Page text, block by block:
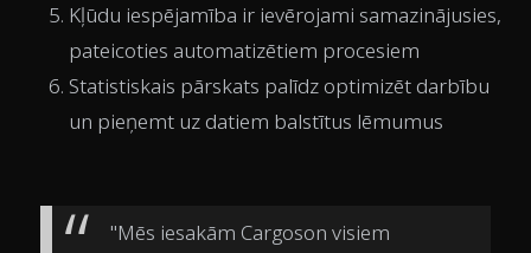
Kļūdu iespējamība ir ievērojami samazinājusies,
pateicoties automatizētiem procesiem
Statistiskais pārskats palīdz optimizēt darbību
un pieņemt uz datiem balstītus lēmumus
"Mēs iesakām Cargoson visiem